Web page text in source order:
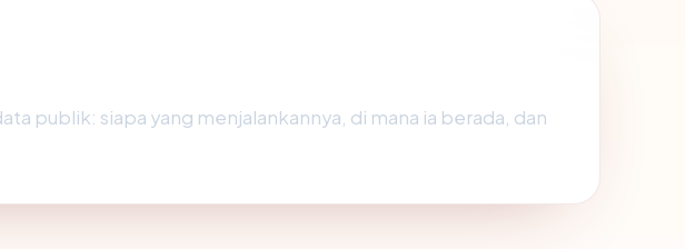
publik: siapa yang menjalankannya, di mana ia berada, dan